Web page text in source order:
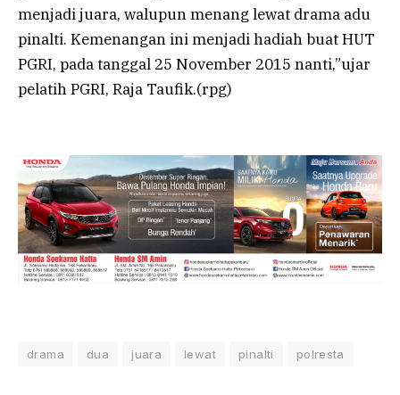
menjadi juara, walupun menang lewat drama adu
pinalti. Kemenangan ini menjadi hadiah buat HUT
PGRI, pada tanggal 25 November 2015 nanti,”ujar
pelatih PGRI, Raja Taufik.(rpg)
drama dua juara lewat pinalti polresta